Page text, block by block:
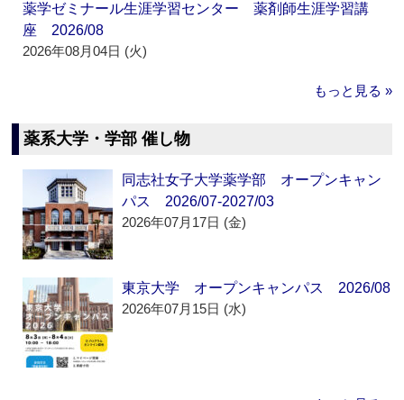
薬学ゼミナール生涯学習センター 薬剤師生涯学習講
座 2026/08
2026年08月04日 (火)
もっと見る »
薬系大学・学部 催し物
同志社女子大学薬学部 オープンキャン
パス 2026/07-2027/03
2026年07月17日 (金)
東京大学 オープンキャンパス 2026/08
2026年07月15日 (水)